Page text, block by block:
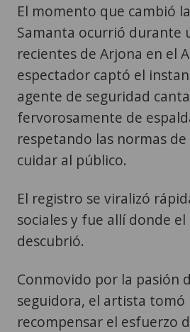
El momento que cambió
Samanta ocurrió durante
recientes de Arjona en el
espectador captó el
agente de seguridad
fervorosamente de
respetando las normas
cuidar al público.
El registro se viralizó
sociales y fue allí donde
descubrió.
Conmovido por la pasión
seguidora, el artista tomó
recompensar el esfuerzo